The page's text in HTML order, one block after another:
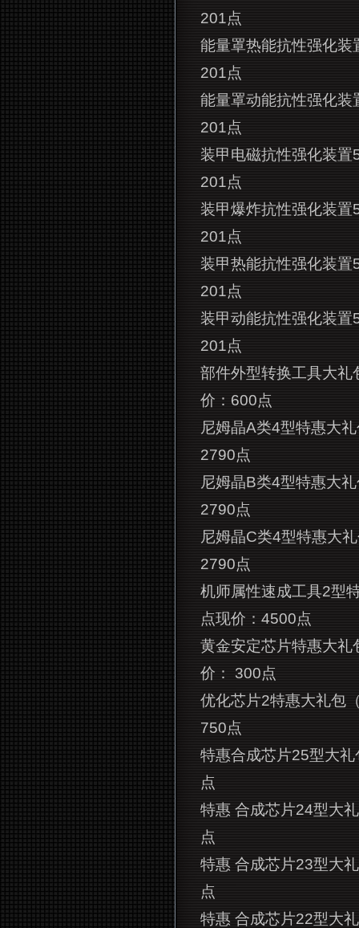
201点
能量罩热能抗性强化
201点
能量罩动能抗性强化
201点
装甲电磁抗性强化装
201点
装甲爆炸抗性强化装
201点
装甲热能抗性强化装
201点
装甲动能抗性强化装
201点
部件外型转换工具大礼
价：600点
尼姆晶A类4型特惠大
2790点
尼姆晶B类4型特惠大
2790点
尼姆晶C类4型特惠大
2790点
机师属性速成工具2型
点现价：4500点
黄金安定芯片特惠大礼
价： 300点
优化芯片2特惠大礼包
750点
特惠合成芯片25型大
点
特惠 合成芯片24型大
点
特惠 合成芯片23型大
点
特惠 合成芯片22型大